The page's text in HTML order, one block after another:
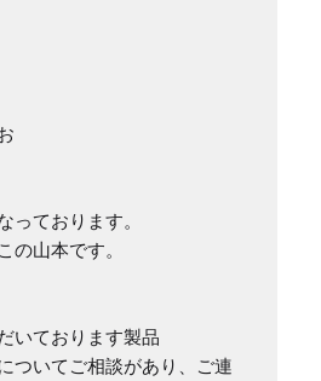
っております。
の山本です。
いております製品
いてご相談があり、ご連